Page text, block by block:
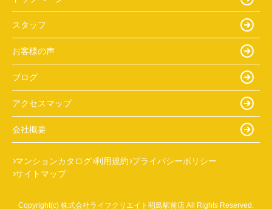
スタッフ
お客様の声
ブログ
アクセスマップ
会社概要
マンションカタログ 利用規約 プライバシーポリシー
サイトマップ
Copyright(c) 株式会社ライフクリエイト昭島駅前店 All Rights Reserved.